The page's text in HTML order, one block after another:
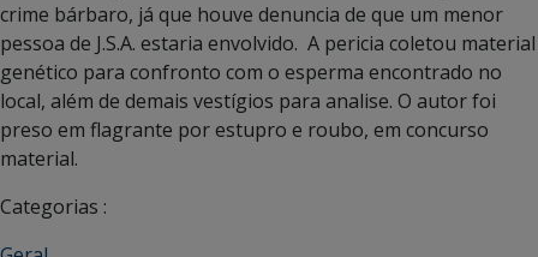
crime bárbaro, já que houve denuncia de que um menor
pessoa de J.S.A. estaria envolvido. A pericia coletou material
genético para confronto com o esperma encontrado no
local, além de demais vestígios para analise. O autor foi
preso em flagrante por estupro e roubo, em concurso
material.
Categorias :